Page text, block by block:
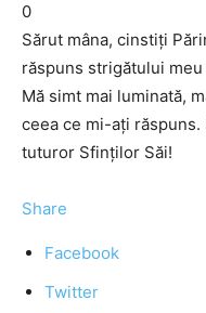
0
Sărut mâna, cinstiţi
răspuns strigătului
Mă simt mai luminată,
ceea ce mi-aţi
tuturor Sfinţilor Săi!
Share
Facebook
Twitter